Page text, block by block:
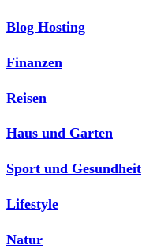
Blog Hosting
Finanzen
Reisen
Haus und Garten
Sport und Gesundheit
Lifestyle
Natur